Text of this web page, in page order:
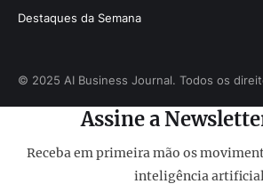
Destaques da Semana
© 2025 AI Business Journal. Todos os
Assine a
Receba em primeira mão os
inteligência artificial